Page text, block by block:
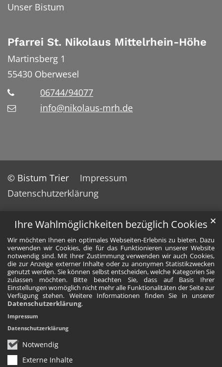
Ihre Wahlmöglichkeiten bezüglich Cookies
Wir möchten Ihnen ein optimales Webseiten-Erlebnis zu bieten. Dazu
verwenden wir Cookies, die für das Funktionieren unserer Website
notwendig sind. Mit Ihrer Zustimmung verwenden wir auch Cookies,
die zur Anzeige externer Inhalte oder zu anonymen Statistikzwecken
genutzt werden. Sie können selbst entscheiden, welche Kategorien Sie
zulassen möchten. Bitte beachten Sie, dass auf Basis Ihrer
Einstellungen womöglich nicht mehr alle Funktionalitäten der Seite zur
Verfügung stehen. Weitere Informationen finden Sie in unserer
Datenschutzerklärung.
Notwendig
Externe Inhalte
✕
Impressum
Datenschutzerklärung
Unser Bistum
Pfarrei St. Nikolaus Mittelrhein-Höhe
Martinsberg 1
55430 Oberwesel
06744/94077
info@nikolaus-mrh.de
© Bistum Trier
Impressum
Datenschutzerklärung